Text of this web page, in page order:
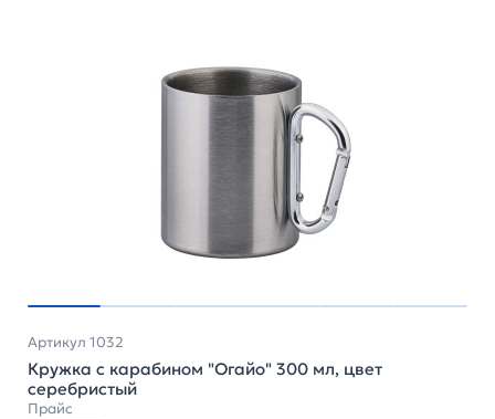
Артикул 1032
Кружка с карабином "Огайо" 300 мл, цвет
серебристый
Прайс